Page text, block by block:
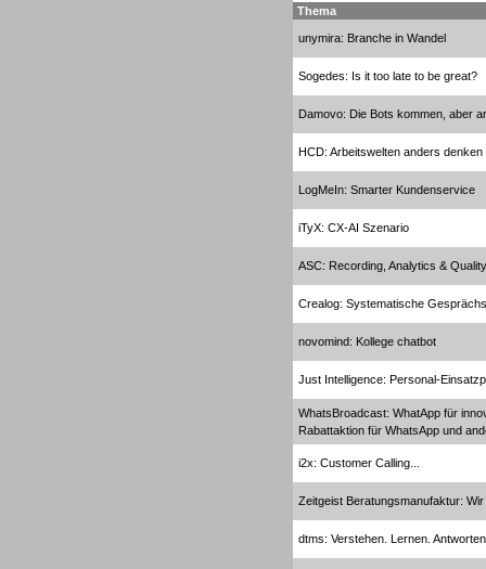
Thema
unymira: Branche in Wandel
Sogedes: Is it too late to be great?
Damovo: Die Bots kommen, aber
HCD: Arbeitswelten anders denken
LogMeIn: Smarter Kundenservice
iTyX: CX-AI Szenario
ASC: Recording, Analytics &
Crealog: Systematische
novomind: Kollege chatbot
Just Intelligence: Personal-
WhatsBroadcast: WhatApp für
Rabattaktion für WhatsApp und
i2x: Customer Calling...
Zeitgeist Beratungsmanufaktur:
dtms: Verstehen. Lernen. Antworten